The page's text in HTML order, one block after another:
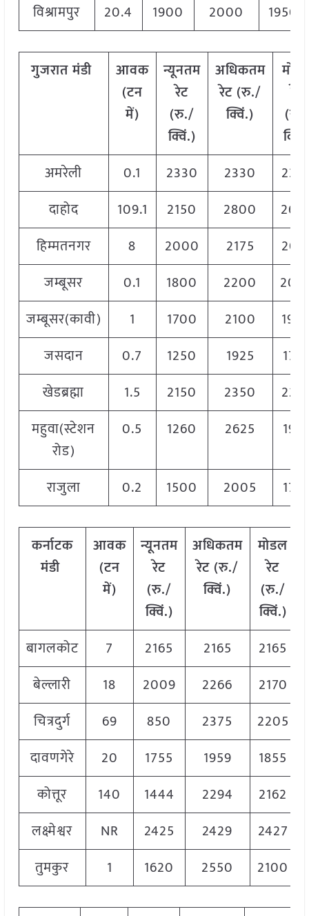
विश्रामपुर
20.4 1900 2000 1950
गुजरातमंडी
आवक
(टन
में)
न्यूनतम
रेट
(रु./
क्विं.)
अधिकतम
रेट (रु./
क्विं.)
(रु./
अमरेली
0.1 2330 2330
दाहोद
109.1 2150 2800
हिम्मतनगर
8 2000 2175
जम्बूसर
0.1 1800 2200
जम्बूसर(कावी)
1 1700 2100
जसदान
0.7 1250 1925
खेडब्रह्मा
1.5 2150 2350
महुवा(स्टेशन
रोड)
0.5 1260 2625
राजुला 0.2 1500 2005
कर्नाटक
मंडी
आवक
(टन
में)
न्यूनतम
रेट
(रु./
क्विं.)
अधिकतम
रेट (रु./
क्विं.)
मोडल
रेट
(रु./
क्विं.)
बागलकोट
7 2165 2165
2165
बेल्लारी
18 2009 2266
2170
चित्रदुर्ग
69 850 2375
2205
दावणगेरे
20 1755 1959
1855
कोत्तूर
140 1444 2294
2162
लक्ष्मेश्वर
NR 2425 2429
2427
तुमकुर
1 1620 2550 2100